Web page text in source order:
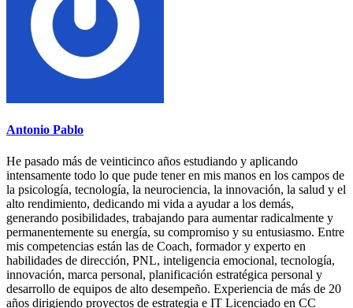
Antonio Pablo
He pasado más de veinticinco años estudiando y aplicando
intensamente todo lo que pude tener en mis manos en los campos de
la psicología, tecnología, la neurociencia, la innovación, la salud y el
alto rendimiento, dedicando mi vida a ayudar a los demás,
generando posibilidades, trabajando para aumentar radicalmente y
permanentemente su energía, su compromiso y su entusiasmo. Entre
mis competencias están las de Coach, formador y experto en
habilidades de dirección, PNL, inteligencia emocional, tecnología,
innovación, marca personal, planificación estratégica personal y
desarrollo de equipos de alto desempeño. Experiencia de más de 20
años dirigiendo proyectos de estrategia e IT Licenciado en CC